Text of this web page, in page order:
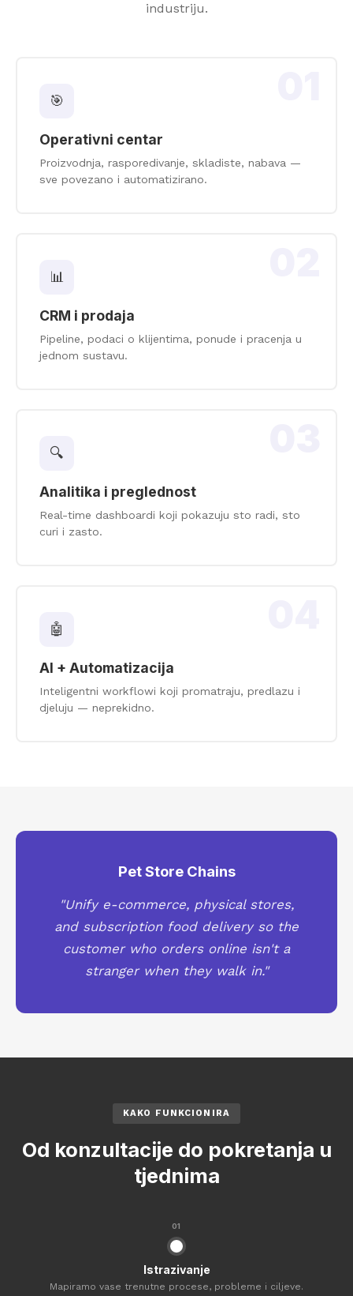
industriju.
🎯
Operativni centar
Proizvodnja, rasporedivanje, skladiste, nabava —
sve povezano i automatizirano.
📊
CRM i prodaja
Pipeline, podaci o klijentima, ponude i pracenja u
jednom sustavu.
🔍
Analitika i preglednost
Real-time dashboardi koji pokazuju sto radi, sto
curi i zasto.
🤖
AI + Automatizacija
Inteligentni workflowi koji promatraju, predlazu i
djeluju — neprekidno.
Pet Store Chains
"Unify e-commerce, physical stores,
and subscription food delivery so the
customer who orders online isn't a
stranger when they walk in."
KAKO FUNKCIONIRA
Od konzultacije do pokretanja u
tjednima
01
Istrazivanje
Mapiramo vase trenutne procese, probleme i ciljeve.